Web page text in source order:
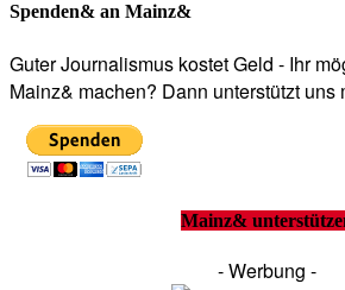
Spenden& an Mainz&
Guter Journalismus kostet Geld - Ihr
Mainz& machen? Dann unterstützt uns
Mainz&
- Werbung -